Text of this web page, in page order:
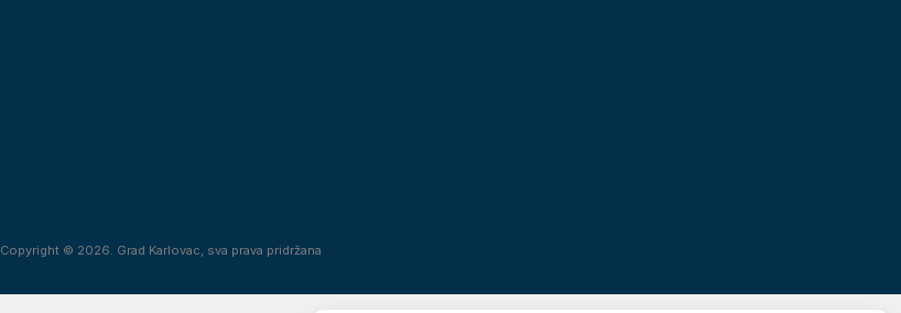
Copyright © 2026. Grad Karlovac, sva prava pridržana